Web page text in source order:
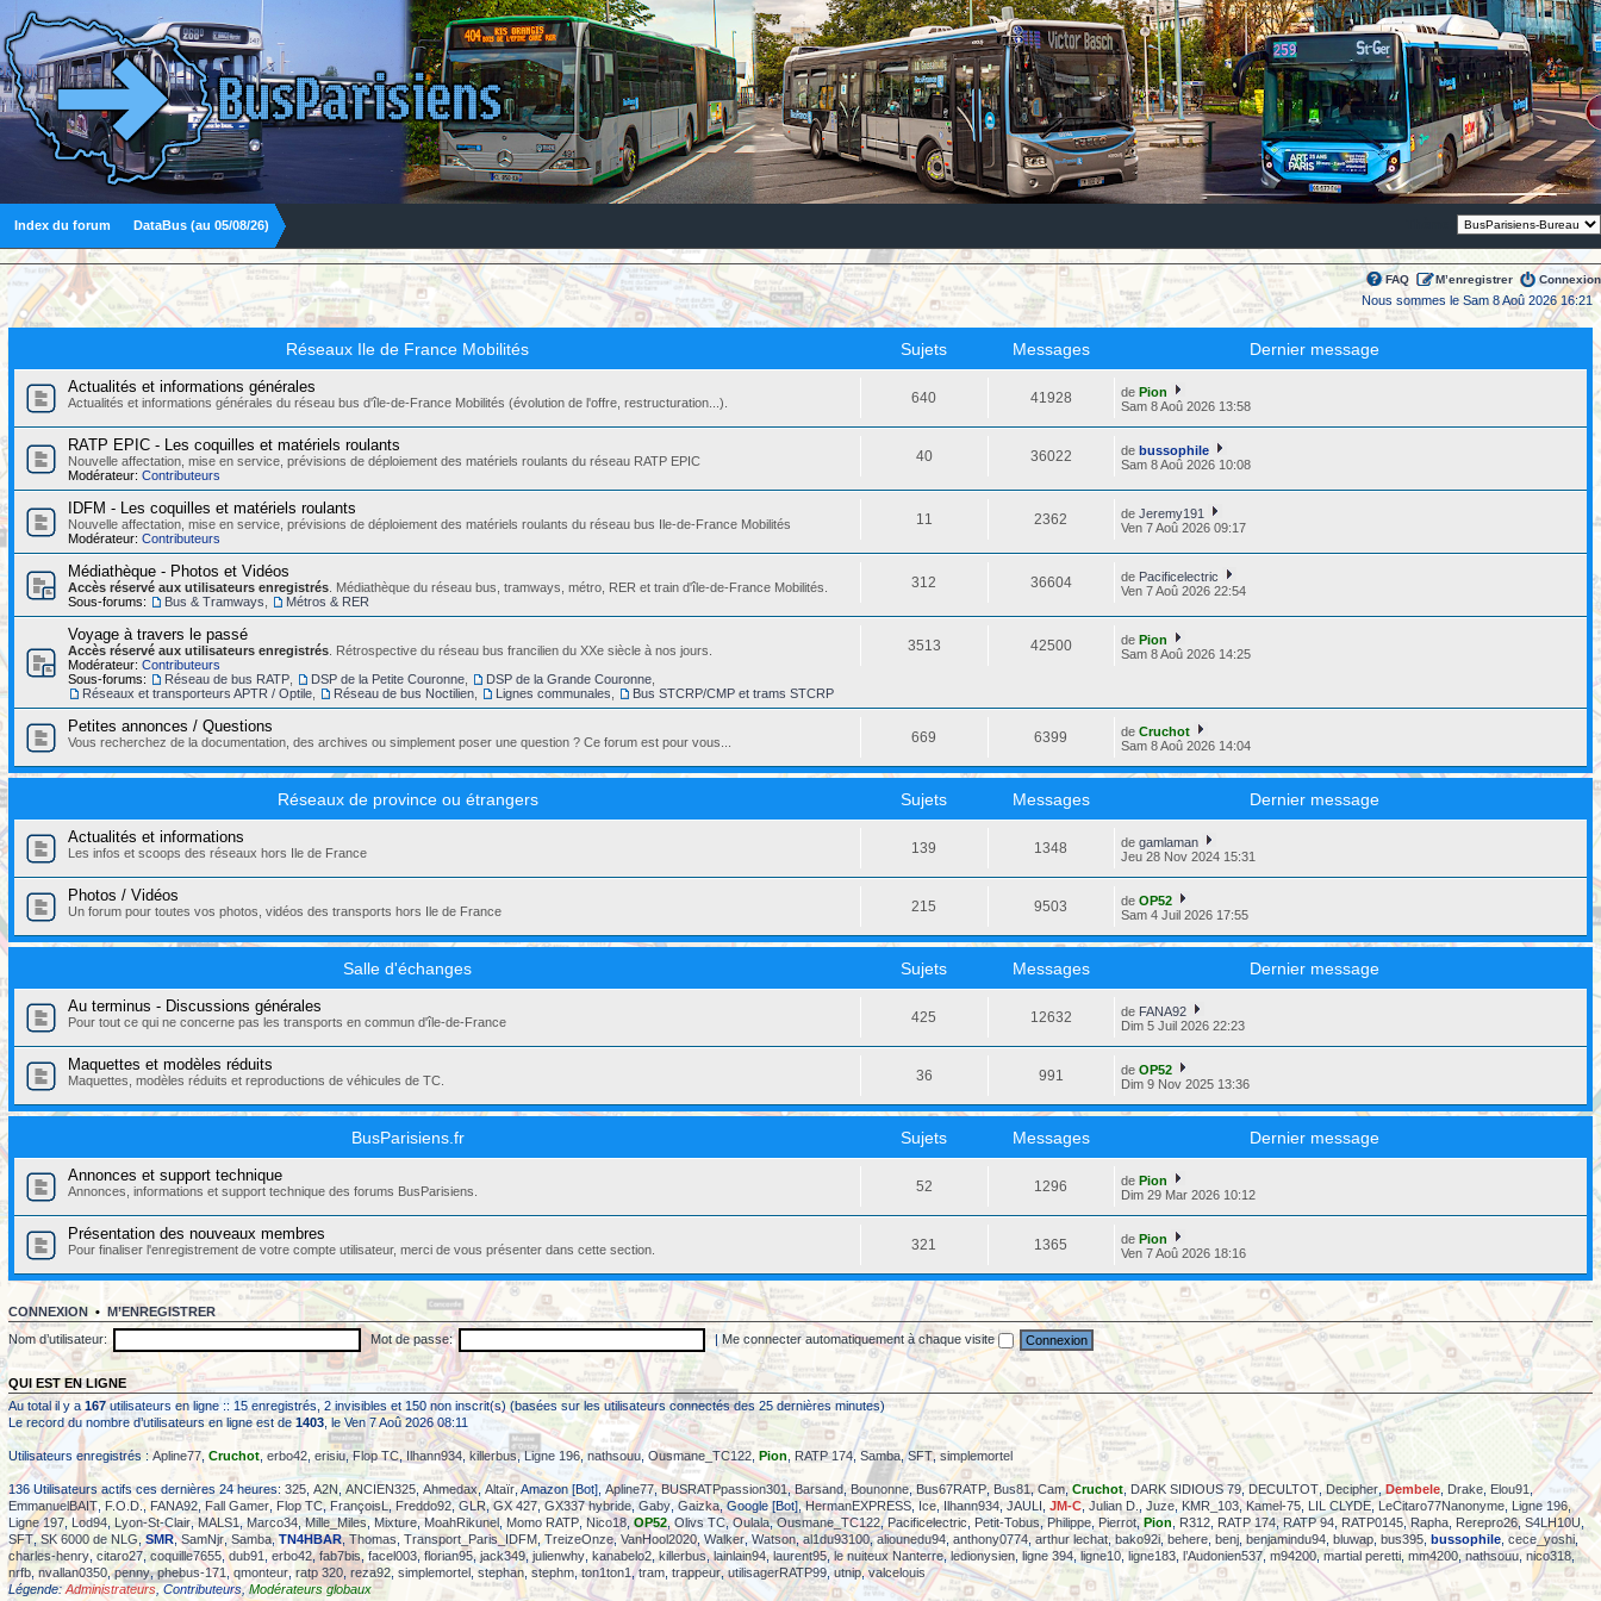
Index du forum DataBus (au 05/08/26)
FAQ M’enregistrer Connexion
Nous sommes le Sam 8 Aoû 2026 16:21
Réseaux Ile de France Mobilités Sujets Messages Dernier message
Actualités et informations générales
Actualités et informations générales du réseau bus d'île-de-France Mobilités (évolution de l'offre, restructuration...). 640 41928 dePion
Sam 8 Aoû 2026 13:58
RATP EPIC - Les coquilles et matériels roulants
Nouvelle affectation, mise en service, prévisions de déploiement des matériels roulants du réseau RATP EPIC
Modérateur: Contributeurs
40 36022 debussophile
Sam 8 Aoû 2026 10:08
IDFM - Les coquilles et matériels roulants
Nouvelle affectation, mise en service, prévisions de déploiement des matériels roulants du réseau bus Ile-de-France Mobilités
Modérateur: Contributeurs
11 2362 deJeremy191
Ven 7 Aoû 2026 09:17
Médiathèque - Photos et Vidéos
Accès réservé aux utilisateurs enregistrés . Médiathèque du réseau bus, tramways, métro, RER et train d'île-de-France Mobilités.
Sous-forums:
Bus & Tramways Métros & RER
312 36604 de Pacificelectric
Ven 7 Aoû 2026 22:54
Voyage à travers le passé
Accès réservé aux utilisateurs enregistrés . Rétrospective du réseau bus francilien du XXe siècle à nos jours.
Modérateur: Contributeurs
Sous-forums:
Réseau de bus RATP DSP de la Petite Couronne DSP de la Grande Couronne
Réseaux et transporteurs APTR / Optile
Réseau de bus Noctilien Lignes communales Bus STCRP/CMP et trams STCRP
3513 42500 dePion
Sam 8 Aoû 2026 14:25
Petites annonces / Questions
Vous recherchez de la documentation, des archives ou simplement poser une question ? Ce forum est pour vous... 669 6399 deCruchot
Sam 8 Aoû 2026 14:04
Réseaux de province ou étrangers Sujets Messages Dernier message
Actualités et informations
Les infos et scoops des réseaux hors Ile de France 139 1348 degamlaman
Jeu 28 Nov 2024 15:31
Photos / Vidéos
Un forum pour toutes vos photos, vidéos des transports hors Ile de France 215 9503 deOP52
Sam 4 Juil 2026 17:55
Salle d'échanges Sujets Messages Dernier message
Au terminus - Discussions générales
Pour tout ce qui ne concerne pas les transports en commun d'île-de-France 425 12632 de FANA92
Dim 5 Juil 2026 22:23
Maquettes et modèles réduits
Maquettes, modèles réduits et reproductions de véhicules de TC. 36 991 deOP52
Dim 9 Nov 2025 13:36
BusParisiens.fr Sujets Messages Dernier message
Annonces et support technique
Annonces, informations et support technique des forums BusParisiens. 52 1296 dePion
Dim 29 Mar 2026 10:12
Présentation des nouveaux membres
Pour finaliser l'enregistrement de votre compte utilisateur, merci de vous présenter dans cette section. 321 1365 dePion
Ven 7 Aoû 2026 18:16
CONNEXION • M’ENREGISTRER
Nom d’utilisateur:
Mot de passe: |Me connecter automatiquement à chaque visite
QUI EST EN LIGNE
Au total il y a 167utilisateurs en ligne :: 15 enregistrés, 2 invisibles et 150 non inscrit(s) (basées sur les utilisateurs connectés des 25 dernières minutes)
Le record du nombre d’utilisateurs en ligne est de1403, le Ven 7 Aoû 2026 08:11
Utilisateurs enregistrés : Apline77 Cruchot erbo42 erisiu,Flop TC,Ilhann934 killerbus,Ligne 196,nathsouu Ousmane_TC122 Pion RATP 174, Samba,SFT,simplemortel
136 Utilisateurs actifs ces dernières 24 heures: 325 A2N ANCIEN325,Ahmedax,Altaïr, Amazon [Bot], Apline77,BUSRATPpassion301,Barsand ,Bounonne,Bus67RATP Bus81, Cam,Cruchot DARK SIDIOUS 79 DECULTOT ,Decipher,Dembele Drake Elou91
EmmanuelBAIT,F.O.D.,FANA92,Fall Gamer Flop TC FrançoisL Freddo92, GLR, GX 427 ,GX337 hybride ,Gaby Gaizka, Google [Bot],HermanEXPRESS , Ice,Ilhann934, JAULI JM-C Julian D. Juze, KMR_103,Kamel-75 LIL CLYDE LeCitaro77Nanonyme Ligne 196,
Ligne 197 ,Lod94 Lyon-St-Clair, MALS1,Marco34 ,Mille_Miles,Mixture,MoahRikunel Momo RATP, Nico18,OP52,Olivs TC,Oulala,Ousmane_TC122,Pacificelectric Petit-Tobus,Philippe Pierrot,Pion R312 RATP 174,RATP 94 RATP0145,Rapha Rerepro26, S4LH10U
SFT,SK 6000 de NLG,SMR,SamNjr,Samba,TN4HBAR,Thomas Transport_Paris_IDFM,TreizeOnze, VanHool2020, Walker,Watson,al1du93100,aliounedu94 anthony0774 arthur lechat, bako92i behere benj benjamindu94 bluwap bus395 bussophile cece_yoshi
charles-henry citaro27 coquille7655 ,dub91 ,erbo42,fab7bis facel003 florian95, jack349,julienwhy kanabelo2 killerbus,lainlain94,laurent95,le nuiteux Nanterre,ledionysien ligne 394 ,ligne10,ligne183 l’Audonien537, m94200 ,martial peretti mm4200, nathsouu nico318
nrfb nvallan0350,penny,phebus-171 ,qmonteur ratp 320 reza92 simplemortel stephan ,stephm ,ton1ton1,tram trappeur,utilisagerRATP99 ,utnip,valcelouis
Légende: Administrateurs,Contributeurs,Modérateurs globaux